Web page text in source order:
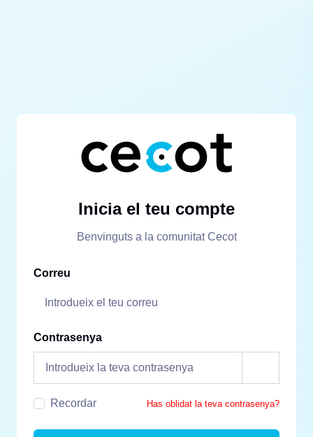
Inicia el teu compte
Benvinguts a la comunitat Cecot
Correu
Contrasenya
Recordar Has oblidat la teva contrasenya?